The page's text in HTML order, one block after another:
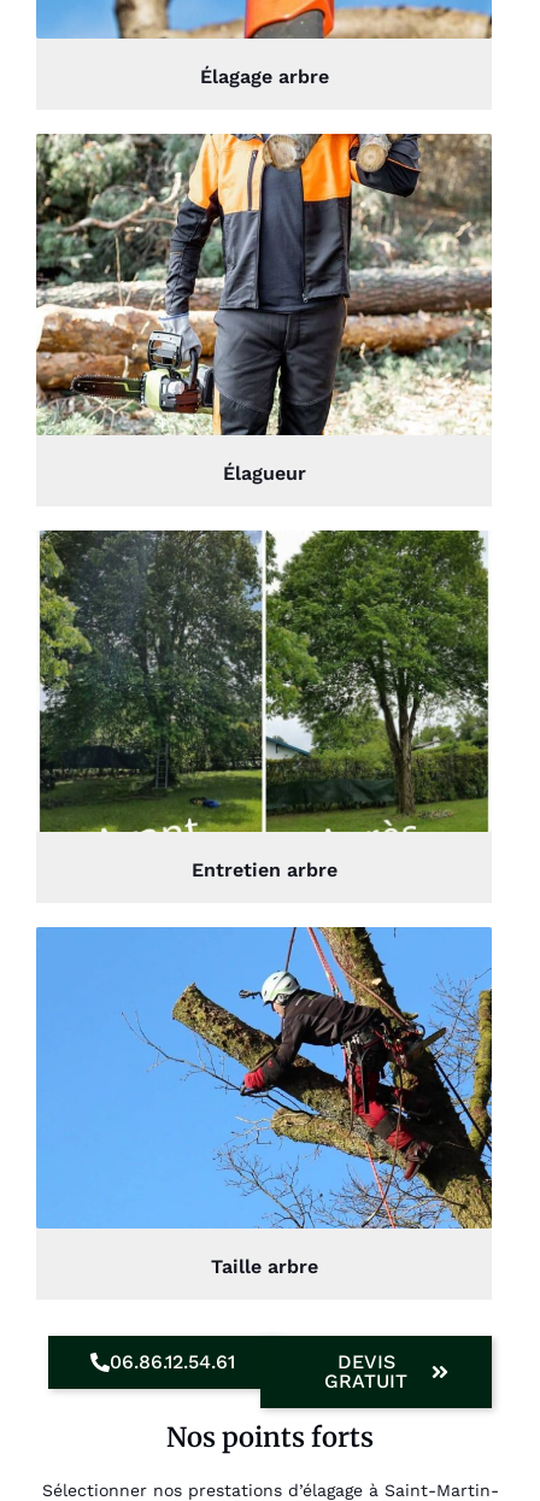
Élagage arbre
Élagueur
Entretien arbre
Taille arbre
06.86.12.54.61
DEVIS
GRATUIT
Nos points forts
Sélectionner nos prestations d’élagage à Saint-Martin-